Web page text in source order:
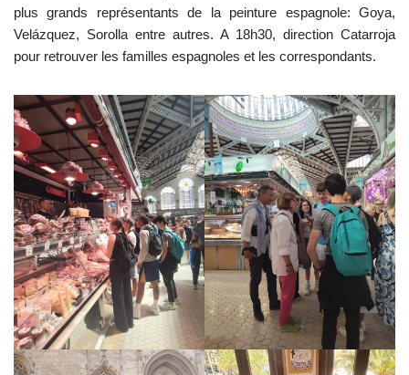
plus grands représentants de la peinture espagnole: Goya,
Velázquez, Sorolla entre autres. A 18h30, direction Catarroja
pour retrouver les familles espagnoles et les correspondants.